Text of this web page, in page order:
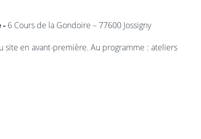
- 6 Cours de la Gondoire – 77600 Jossigny
en avant-première. Au programme : ateliers